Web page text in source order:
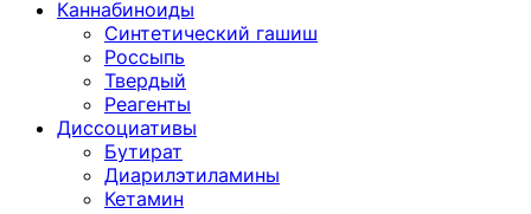
Каннабиноиды
Синтетический гашиш
Россыпь
Твердый
Реагенты
Диссоциативы
Бутират
Диарилэтиламины
Кетамин